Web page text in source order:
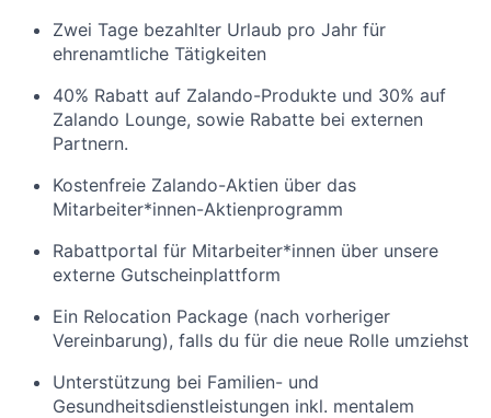
Zwei Tage bezahlter Urlaub pro Jahr für
ehrenamtliche Tätigkeiten
40% Rabatt auf Zalando-Produkte und 30% auf
Zalando Lounge, sowie Rabatte bei externen
Partnern.
Kostenfreie Zalando-Aktien über das
Mitarbeiter*innen-Aktienprogramm
Rabattportal für Mitarbeiter*innen über unsere
externe Gutscheinplattform
Ein Relocation Package (nach vorheriger
Vereinbarung), falls du für die neue Rolle umziehst
Unterstützung bei Familien- und
Gesundheitsdienstleistungen inkl. mentalem